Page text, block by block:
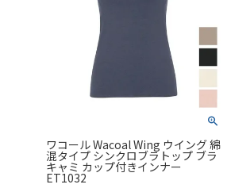
ワコール Wacoal Wing ウイング 綿
混タイプ シンクロブラトップ ブラ
キャミ カップ付きインナー
ET1032